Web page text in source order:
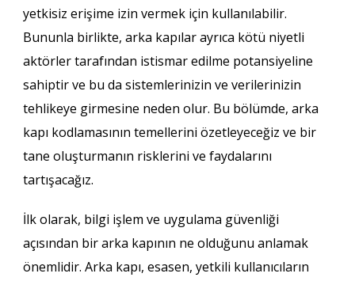
yetkisiz erişime izin vermek için kullanılabilir.
Bununla birlikte, arka kapılar ayrıca kötü niyetli
aktörler tarafından istismar edilme potansiyeline
sahiptir ve bu da sistemlerinizin ve verilerinizin
tehlikeye girmesine neden olur. Bu bölümde, arka
kapı kodlamasının temellerini özetleyeceğiz ve bir
tane oluşturmanın risklerini ve faydalarını
tartışacağız.
İlk olarak, bilgi işlem ve uygulama güvenliği
açısından bir arka kapının ne olduğunu anlamak
önemlidir. Arka kapı, esasen, yetkili kullanıcıların